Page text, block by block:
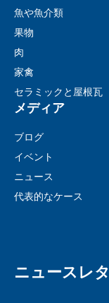
魚や魚介類
果物
肉
家禽
セラミックと屋根瓦
メディア
ブログ
イベント
ニュース
代表的なケース
ニュースレ